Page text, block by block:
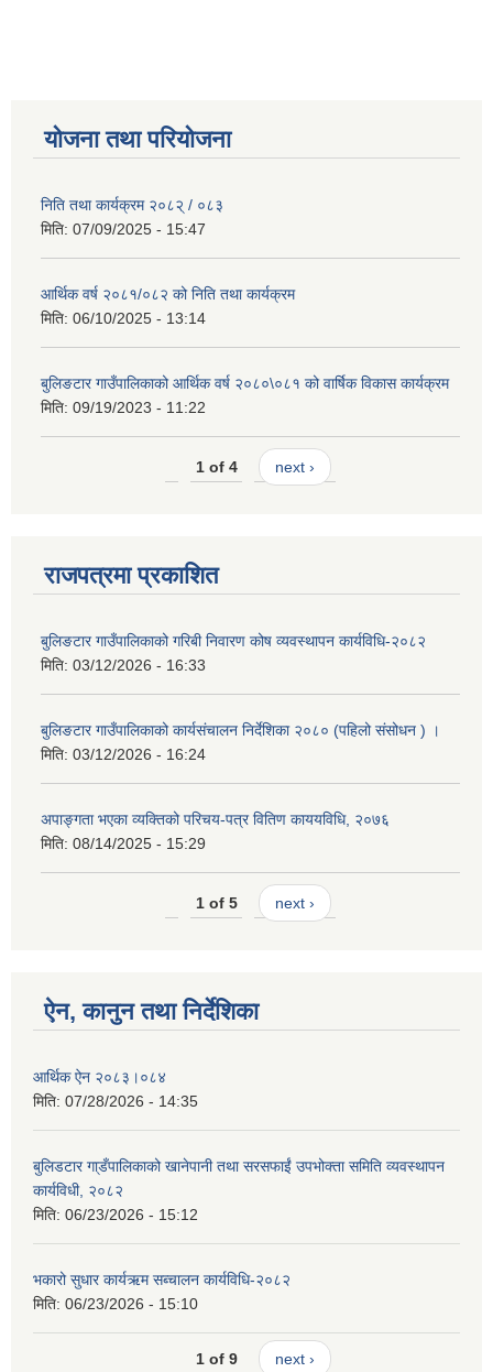
योजना तथा परियोजना
निति तथा कार्यक्रम २०८२् / ०८३
मिति: 07/09/2025 - 15:47
आर्थिक वर्ष २०८१/०८२ को निति तथा कार्यक्रम
मिति: 06/10/2025 - 13:14
बुलिङटार गाउँपालिकाको आर्थिक वर्ष २०८०\०८१ को वार्षिक विकास कार्यक्रम
मिति: 09/19/2023 - 11:22
1 of 4 next ›
राजपत्रमा प्रकाशित
बुलिङटार गाउँपालिकाको गरिबी निवारण कोष व्यवस्थापन कार्यविधि-२०८२
मिति: 03/12/2026 - 16:33
बुलिङटार गाउँपालिकाको कार्यसंचालन निर्देशिका २०८० (पहिलो संसोधन ) ।
मिति: 03/12/2026 - 16:24
अपाङ्गता भएका व्यक्तिको परिचय-पत्र वितिण काययविधि, २०७६
मिति: 08/14/2025 - 15:29
1 of 5 next ›
ऐन, कानुन तथा निर्देशिका
आर्थिक ऐन २०८३।०८४
मिति: 07/28/2026 - 14:35
बुलिडटार गा्डँपालिकाको खानेपानी तथा सरसफाईं उपभोक्ता समिति व्यवस्थापन
कार्यविधी, २०८२
मिति: 06/23/2026 - 15:12
भकारो सुधार कार्यऋम सब्चालन कार्यविधि-२०८२
मिति: 06/23/2026 - 15:10
1 of 9 next ›